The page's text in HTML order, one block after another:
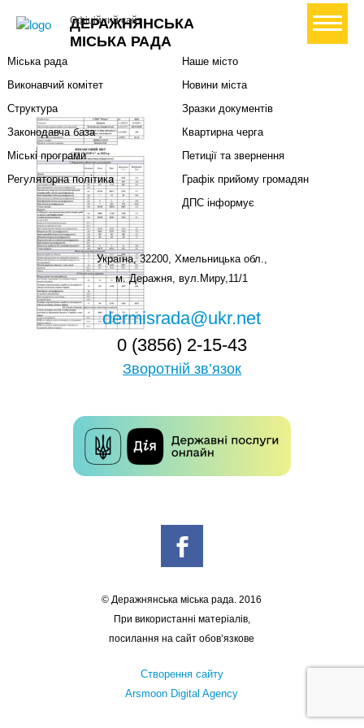
ДЕРАЖНЯНСЬКА
МІСЬКА РАДА
Офіційний сайт+ Створити петицію
Міський голова
Міська рада
Виконавчий комітет
Структура
Законодавча база
Міські програми
Регуляторна політика
Наше місто
Новини міста
Зразки документів
Квартирна черга
Петиції та звернення
Графік прийому громадян
ДПС інформує
Україна, 32200, Хмельницька обл.,
м. Деражня, вул.Миру,11/1
dermisrada@ukr.net
0 (3856) 2-15-43
Зворотній зв’язок
© Деражнянська міська рада. 2016
При використанні матеріалів,
посилання на сайт обов’язкове
Створення сайту
Arsmoon Digital Agency